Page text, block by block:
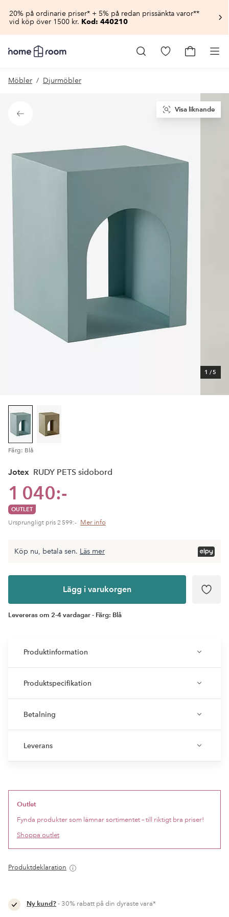
20% på ordinarie priser* + 5% på redan prissänkta varor**
vid köp över 1500 kr. Kod: 440210
Homeroom
–
hemmet
pris
Gå
Gå
Möbler Djurmöbler
Tillbaka
1 /5
Visa liknande
Färg: Blå
Jotex RUDY PETS sidobord
1 040:-
OUTLET
Ursprungligt pris 2 599:- Mer info
Lägg i
Köp nu, betala sen. Läs mer
Lägg i varukorgen
Levereras om 2-4 vardagar - Färg: Blå
Produktinformation
Produktspecifikation
Betalning
Leverans
Outlet
Fynda produkter som lämnar sortimentet – till riktigt bra priser!
Shoppa outlet
Produktdeklaration
Ny kund?- 30% rabatt på din dyraste vara*